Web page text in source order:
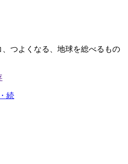
つよくなる、地球を総べるもの